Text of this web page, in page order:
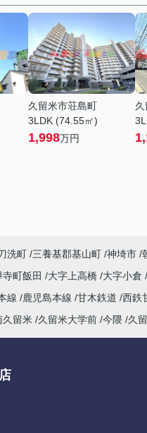
久留米市荘島町
3LDK (74.55㎡)
1,998万円
洗町 三養基郡基山町 神埼市
寺町飯田 大字上高橋 大字小倉
線 鹿児島本線 甘木鉄道 西鉄
久留米 久留米大学前 今隈 久